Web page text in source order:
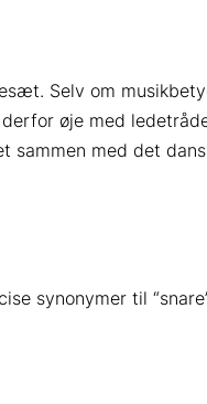
Selv om
øje med ledetråde
med det
synonymer til